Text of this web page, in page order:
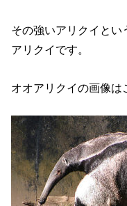
その強いアリクイと
アリクイです。
オオアリクイの画像は